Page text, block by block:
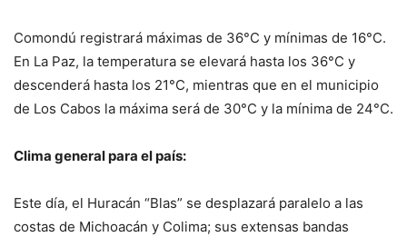
Comondú registrará máximas de 36°C y mínimas de 16°C.
En La Paz, la temperatura se elevará hasta los 36°C y
descenderá hasta los 21°C, mientras que en el municipio
de Los Cabos la máxima será de 30°C y la mínima de 24°C.
Clima general para el país:
Este día, el Huracán “Blas” se desplazará paralelo a las
costas de Michoacán y Colima; sus extensas bandas